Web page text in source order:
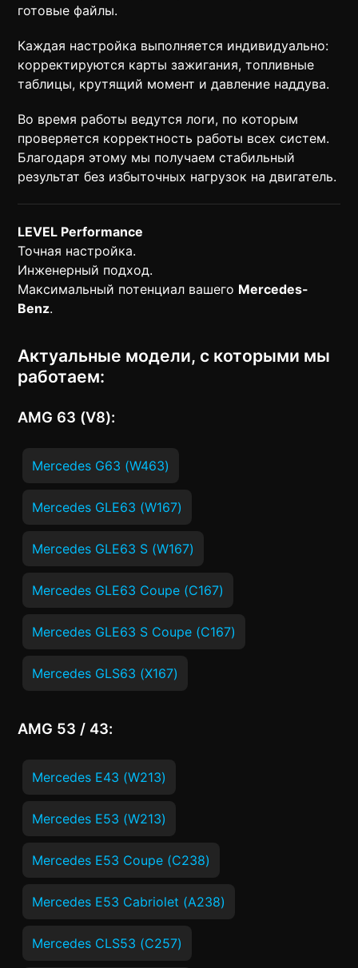
готовые файлы.
Каждая настройка выполняется индивидуально:
корректируются карты зажигания, топливные
таблицы, крутящий момент и давление наддува.
Во время работы ведутся логи, по которым
проверяется корректность работы всех систем.
Благодаря этому мы получаем стабильный
результат без избыточных нагрузок на двигатель.
LEVEL Performance
Точная настройка.
Инженерный подход.
Максимальный потенциал вашего Mercedes-
Benz.
Актуальные модели, с которыми мы
работаем:
AMG 63 (V8):
Mercedes G63 (W463)
Mercedes GLE63 (W167)
Mercedes GLE63 S (W167)
Mercedes GLE63 Coupe (C167)
Mercedes GLE63 S Coupe (C167)
Mercedes GLS63 (X167)
AMG 53 / 43:
Mercedes E43 (W213)
Mercedes E53 (W213)
Mercedes E53 Coupe (C238)
Mercedes E53 Cabriolet (A238)
Mercedes CLS53 (C257)